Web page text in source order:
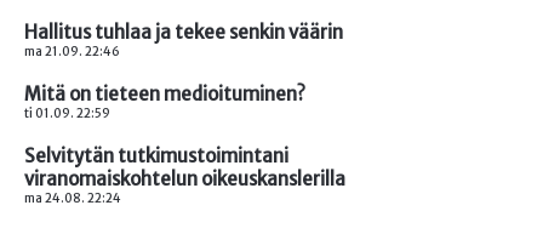
Hallitus tuhlaa ja tekee senkin väärin
ma 21.09. 22:46
Mitä on tieteen medioituminen?
ti 01.09. 22:59
Selvitytän tutkimustoimintani
viranomaiskohtelun oikeuskanslerilla
ma 24.08. 22:24